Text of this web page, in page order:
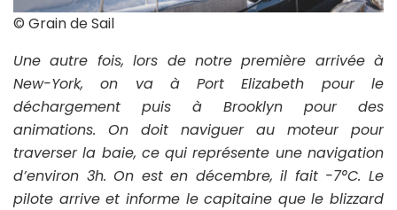
© Grain de Sail
Une autre fois, lors de notre première arrivée à
New-York, on va à Port Elizabeth pour le
déchargement puis à Brooklyn pour des
animations. On doit naviguer au moteur pour
traverser la baie, ce qui représente une navigation
d’environ 3h. On est en décembre, il fait -7°C. Le
pilote arrive et informe le capitaine que le blizzard